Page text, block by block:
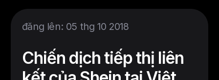
đăng lên: 05 thg 10 2018
Chiến dịch tiếp thị liên